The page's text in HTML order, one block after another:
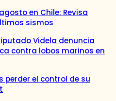
en Chile: Revisa
sismos
Videla denuncia
contra lobos marinos en
perder el control de su